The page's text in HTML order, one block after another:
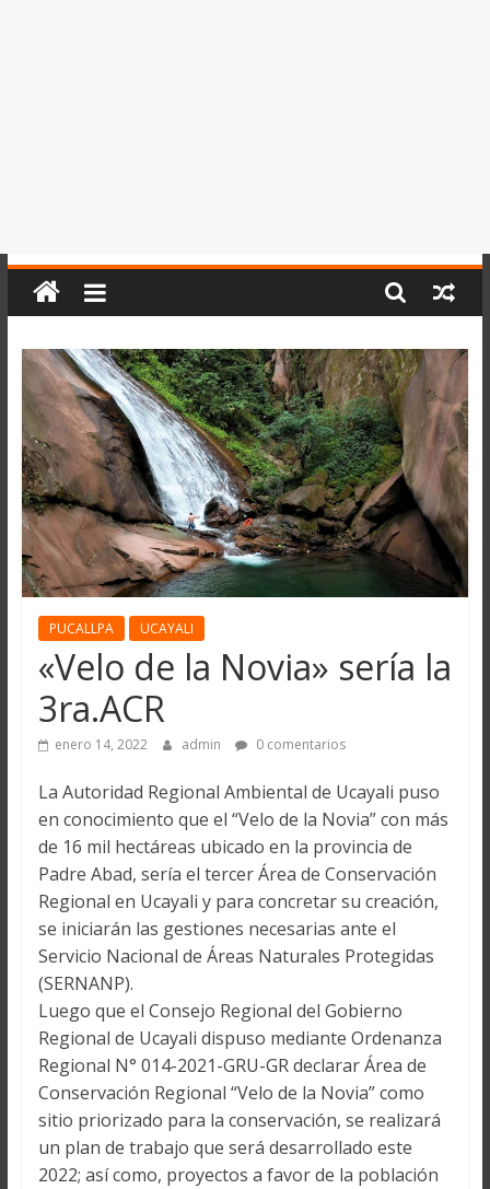
PUCALLPA UCAYALI
«Velo de la Novia» sería la
3ra.ACR
enero 14, 2022 admin 0 comentarios
La Autoridad Regional Ambiental de Ucayali puso
en conocimiento que el “Velo de la Novia” con más
de 16 mil hectáreas ubicado en la provincia de
Padre Abad, sería el tercer Área de Conservación
Regional en Ucayali y para concretar su creación,
se iniciarán las gestiones necesarias ante el
Servicio Nacional de Áreas Naturales Protegidas
(SERNANP).
Luego que el Consejo Regional del Gobierno
Regional de Ucayali dispuso mediante Ordenanza
Regional N° 014-2021-GRU-GR declarar Área de
Conservación Regional “Velo de la Novia” como
sitio priorizado para la conservación, se realizará
un plan de trabajo que será desarrollado este
2022; así como, proyectos a favor de la población